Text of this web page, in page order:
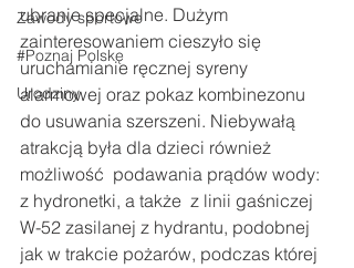
Zawody sportowe
#Poznaj Polskę
Urodziny
ubranie specjalne. Dużym
zainteresowaniem cieszyło się
uruchamianie ręcznej syreny
alarmowej oraz pokaz kombinezonu
do usuwania szerszeni. Niebywałą
atrakcją była dla dzieci również
możliwość  podawania prądów wody:
z hydronetki, a także  z linii gaśniczej
W-52 zasilanej z hydrantu, podobnej
jak w trakcie pożarów, podczas której